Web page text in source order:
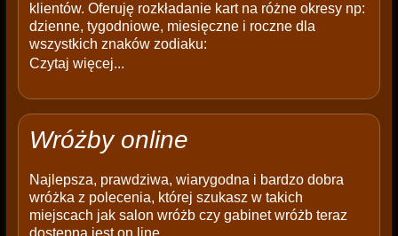
klientów. Oferuję rozkładanie kart na różne okresy np:
dzienne, tygodniowe, miesięczne i roczne dla
wszystkich znaków zodiaku:
Czytaj więcej...
Wróżby online
Najlepsza, prawdziwa, wiarygodna i bardzo dobra
wróżka z polecenia, której szukasz w takich
miejscach jak salon wróżb czy gabinet wróżb teraz
dostępna jest on line.